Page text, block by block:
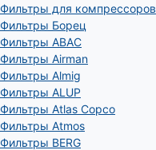
Фильтры для компрессоров
Фильтры Борец
Фильтры ABAC
Фильтры Airman
Фильтры Almig
Фильтры ALUP
Фильтры Atlas Copco
Фильтры Atmos
Фильтры BERG